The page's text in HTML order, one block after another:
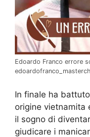
Edoardo Franco errore
In finale ha
origine vietnamita
il sogno di
giudicare i